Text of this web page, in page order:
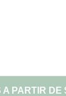
PARTIR DE